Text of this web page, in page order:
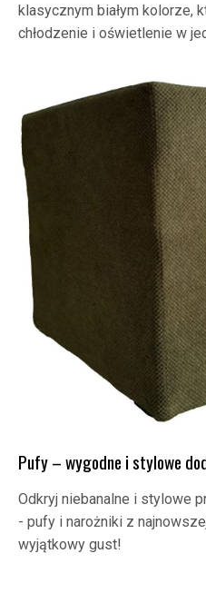
klasycznym białym kolorze,
chłodzenie i oświetlenie w
Pufy – wygodne i stylowe
Odkryj niebanalne i stylowe
- pufy i narożniki z
wyjątkowy gust!